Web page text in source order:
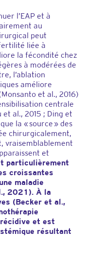
l’EAP et à
au
peut
liée à
la fécondité chez
à modérées de
l’ablation
améliore
et al., 2016)
centrale
et al., 2015 ; Ding et
la « source » des
chirurgicalement,
vraisemblablement
et
particulièrement
croissantes
maladie
2021). À la
(Becker et al.,
et est
résultant